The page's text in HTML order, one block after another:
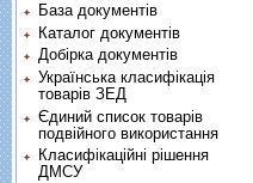
База документів
Каталог документів
Добірка документів
Українська класифікація
товарів ЗЕД
Єдиний список товарів
подвійного використання
Класифікаційні рішення
ДМСУ